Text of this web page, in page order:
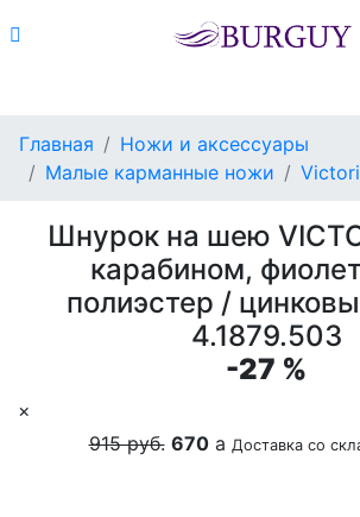
Главная
Ножи и аксессуары
Малые карманные ножи
Шнурок на шею
карабином,
полиэстер /
4.1879.503
-27 %
×
915 руб. 670 a Доставка со